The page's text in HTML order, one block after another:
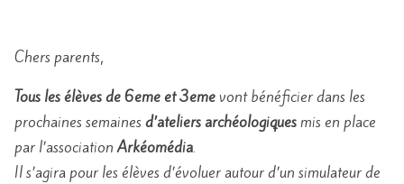
Chers parents,
Tous les élèves de 6eme et 3emevont bénéficier dans les
prochaines semaines d’ateliers archéologiquesmis en place
par l’associationArkéomédia.
Il s’agira pour les élèves d’évoluer autour d’un simulateur de